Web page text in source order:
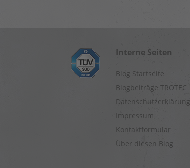
Interne Seiten
Blog Startseite
Blogbeiträge TROTEC
Datenschutzerklärung
Impressum
Kontaktformular
Über diesen Blog